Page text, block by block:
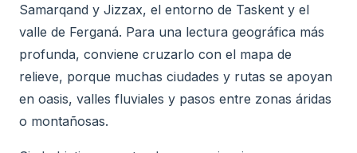
Samarqand y Jizzax, el entorno de Taskent y el
valle de Ferganá. Para una lectura geográfica más
profunda, conviene cruzarlo con el mapa de
relieve, porque muchas ciudades y rutas se apoyan
en oasis, valles fluviales y pasos entre zonas áridas
o montañosas.